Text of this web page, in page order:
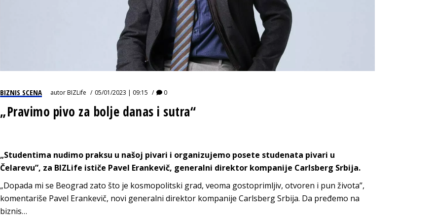
BIZNIS SCENA autorBIZLife 05/01/2023 | 09:15 0
„Pravimo pivo za bolje danas i sutra“
„Studentima nudimo praksu u našoj pivari i organizujemo posete studenata pivari u
Čelarevu”, za BIZLife ističe Pavel Erankevič, generalni direktor kompanije Carlsberg Srbija.
„Dopada mi se Beograd zato što je kosmopolitski grad, veoma gostoprimljiv, otvoren i pun života”,
komentariše Pavel Erankevič, novi generalni direktor kompanije Carlsberg Srbija. Da pređemo na
biznis…